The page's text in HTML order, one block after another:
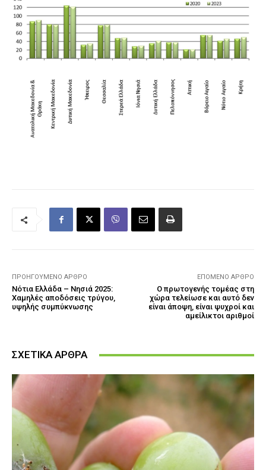
ΠΡΟΗΓΟΎΜΕΝΟ ΆΡΘΡΟ
Νότια Ελλάδα – Νησιά 2025:
Χαμηλές αποδόσεις τρύγου,
υψηλής συμπύκνωσης
ΕΠΌΜΕΝΟ ΆΡΘΡΟ
Ο πρωτογενής τομέας στη
χώρα τελείωσε και αυτό δεν
είναι άποψη, είναι ψυχροί και
αμείλικτοι αριθμοί
ΣΧΕΤΙΚΑ ΑΡΘΡΑ